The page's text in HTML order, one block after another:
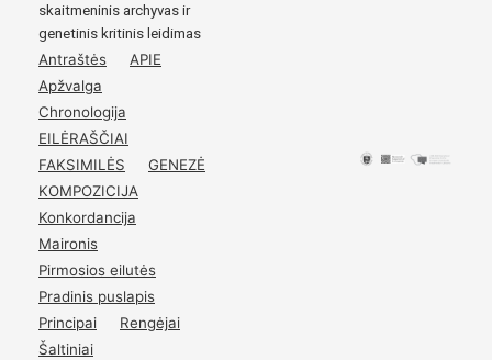
skaitmeninis archyvas ir
genetinis kritinis leidimas
Antraštės
APIE
Apžvalga
Chronologija
EILĖRAŠČIAI
FAKSIMILĖS
GENEZĖ
KOMPOZICIJA
Konkordancija
Maironis
Pirmosios eilutės
Pradinis puslapis
Principai
Rengėjai
Šaltiniai